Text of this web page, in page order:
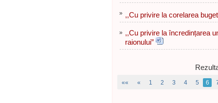
» ,,Cu privire la corelarea
» ,,Cu privire la încredințarea
raionului”
«« « 1 2 3 4 5 6